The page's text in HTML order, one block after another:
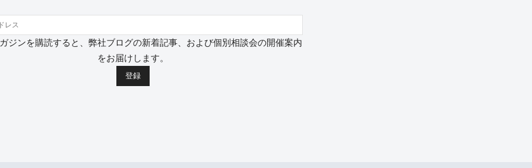
ジンを購読すると、弊社ブログの新着記事、および個別相談会の開催案内
をお届けします。